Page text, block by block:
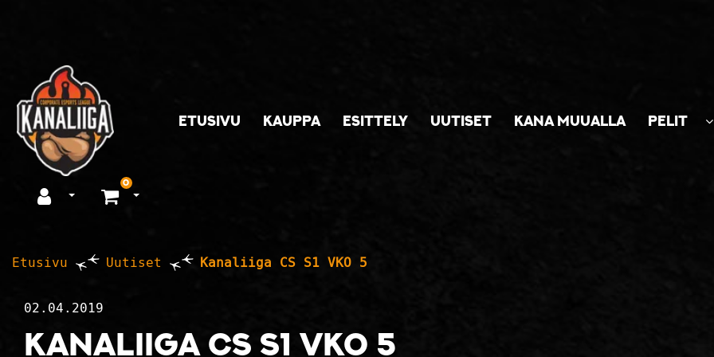
ETUSIVU KAUPPA ESITTELY UUTISET KANA MUUALLA PELIT
Avaa kirjautuminen
0
Avaa ostoskori
Etusivu Uutiset Kanaliiga CS S1 VKO 5
02.04.2019
Kanaliiga CS S1 VKO 5